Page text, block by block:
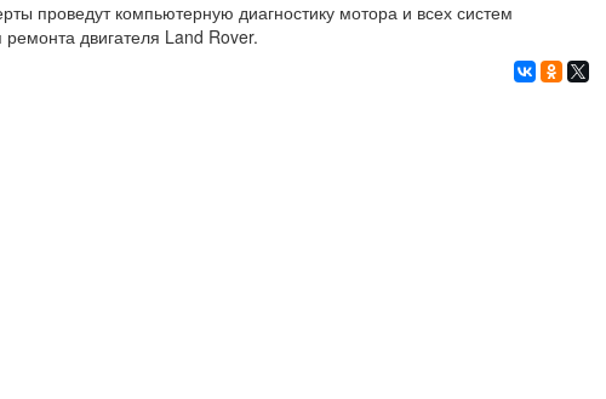
проведут компьютерную диагностику мотора и всех систем
двигателя Land Rover.